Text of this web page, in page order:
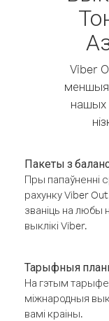
Viber
меншыя
нашых
Пакеты з
Пры папаўненні
рахунку Viber
званіць на любы
выклікі Viber.
Тарыфныя
На гэтым тарыфе
міжнародныя
вамі краіны.